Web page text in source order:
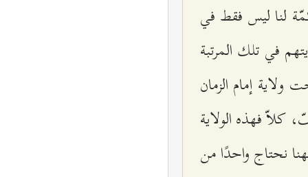
لنا ليس فقط في
في تلك المرتبة
إمام الزمان
كلاّ فهذه الولاية
نحتاج واحدًا من